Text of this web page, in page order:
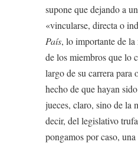
supone que dejando a
«vincularse, directa o
País, lo importante de la
de los miembros que lo
largo de su carrera para
hecho de que hayan
jueces, claro, sino de la
decir, del legislativo
pongamos por caso,